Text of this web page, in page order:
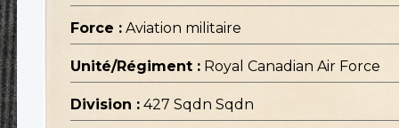
Force : Aviation militaire
Unité/Régiment : Royal Canadian Air Force
Division : 427 Sqdn Sqdn